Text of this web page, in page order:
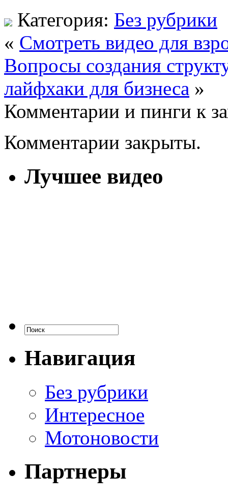
Категория: Без рубрики
« Смотреть видео для
Вопросы создания
лайфхаки для бизнеса »
Комментарии и пинги к
Комментарии закрыты.
Лучшее видео
Навигация
Без рубрики
Интересное
Мотоновости
Партнеры